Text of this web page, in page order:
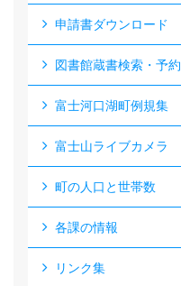
申請書ダウンロード
図書館蔵書検索・予約
富士河口湖町例規集
富士山ライブカメラ
町の人口と世帯数
各課の情報
リンク集